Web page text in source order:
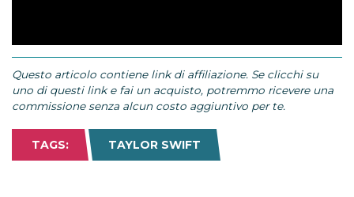
Questo articolo contiene link di affiliazione. Se clicchi su
uno di questi link e fai un acquisto, potremmo ricevere una
commissione senza alcun costo aggiuntivo per te.
TAGS: TAYLOR SWIFT